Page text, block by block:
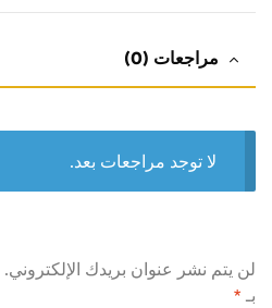
مراجعات (0)
لا توجد مراجعات بعد.
لن يتم نشر عنوان بريدك الإلكتروني.
بـ *